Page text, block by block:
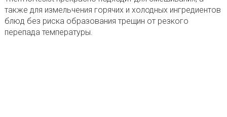
также для измельчения горячих и холодных ингредиентов
блюд без риска образования трещин от резкого
перепада температуры.